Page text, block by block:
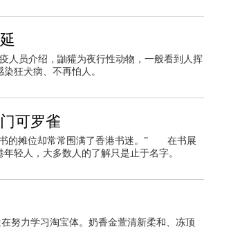
人员介绍，鼬獾为夜行性动物，一般看到人挥
狂犬病、不再怕人。
可罗雀
的摊位却常常围满了香港书迷。” 在书展
轻人，大多数人的了解只是止于名字。
努力学习淘宝体。奶香金萱清新柔和、冻顶